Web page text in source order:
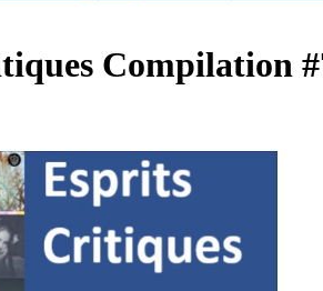
Compilation